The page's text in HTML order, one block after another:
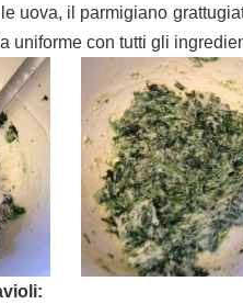
uova, il parmigiano
uniforme con tutti gli